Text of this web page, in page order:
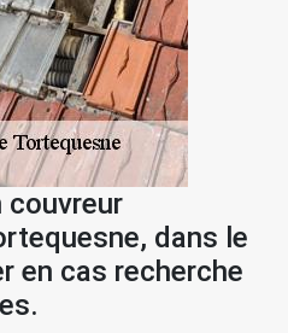
couvreur
dans le
en cas recherche